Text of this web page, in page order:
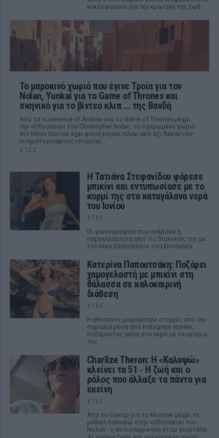
κυκλοφορούν για την ερωτική της ζωή
Το μαροκινό χωριό που έγινε Τροία για τον
Nolan, Yunkai για το Game of Thrones και
σκηνικό για το βίντεο κλιπ ... της Βανδή
Από το «Lawrence of Arabia» και το Game of Thrones μέχρι
την «Οδύσσεια» του Christopher Nolan, το οχυρωμένο χωριό
Αΐτ Μπεν Χαντού έχει φιλοξενήσει πάνω από έξι δεκαετίες
κινηματογραφικής ιστορίας
ΧΤΕΣ
Η Τατιάνα Στεφανίδου φόρεσε
μπικίνι και εντυπωσίασε με το
κορμί της στα καταγάλανα νερά
του Ιονίου
ΧΤΕΣ
Οι φωτογραφίες που ανέβασε η
παρουσιάστρια από τις διακοπές της με
τον Νίκο Ευαγγελάτο στα Επτάνησα
Κατερίνα Παπουτσάκη: Ποζάρει
χαμογελαστή με μπικίνι στη
θάλασσα σε καλοκαιρινή
διάθεση
ΧΤΕΣ
Η ηθοποιός μοιράστηκε στιγμές από την
παραλία μέσα από Instagram stories,
ποζάροντας μέσα στο νερό με τα αγόρια
της
Charlize Theron: Η «Καλυψώ»
κλείνει τα 51 ‑ H ζωή και ο
ρόλος που άλλαξε τα πάντα για
εκείνη
ΧΤΕΣ
Από το Όσκαρ για το Monster μέχρι τη
μυθική Καλυψώ στην «Οδύσσεια» του
Νόλαν - η Νοτιοαφρικανή σταρ γιορτάζει